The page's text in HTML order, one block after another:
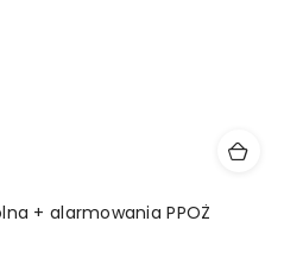
+ alarmowania PPOŻ